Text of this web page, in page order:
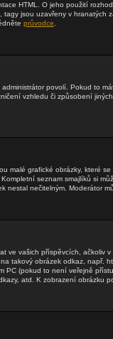
HTML. O jeho použití
tagy jsou uzavřeny v
průvodce
administrátor povolí. Pokud to
vzhledu či způsobení
malé grafické obrázky, které
seznam smajlíků si
nestal nečitelným. Moderátor
ve vašich příspěvcích, ačkoliv
takový obrázek odkaz, např.
PC (pokud to není veřejně
atd. K zobrazení obrázku